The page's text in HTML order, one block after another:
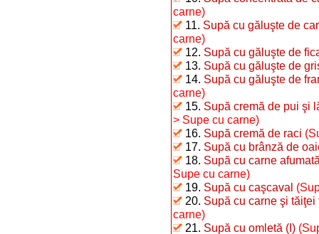
carne)
11. Supă cu găluşte de
carne)
12. Supă cu găluşte de
13. Supă cu găluşte de
14. Supă cu găluşte de
carne)
15. Supă cremă de pui şi
> Supe cu carne)
16. Supă cremă de raci
17. Supă cu brânză de
18. Supă cu carne
Supe cu carne)
19. Supă cu caşcaval
20. Supă cu carne şi tăiţei
carne)
21. Supă cu omletă (I)